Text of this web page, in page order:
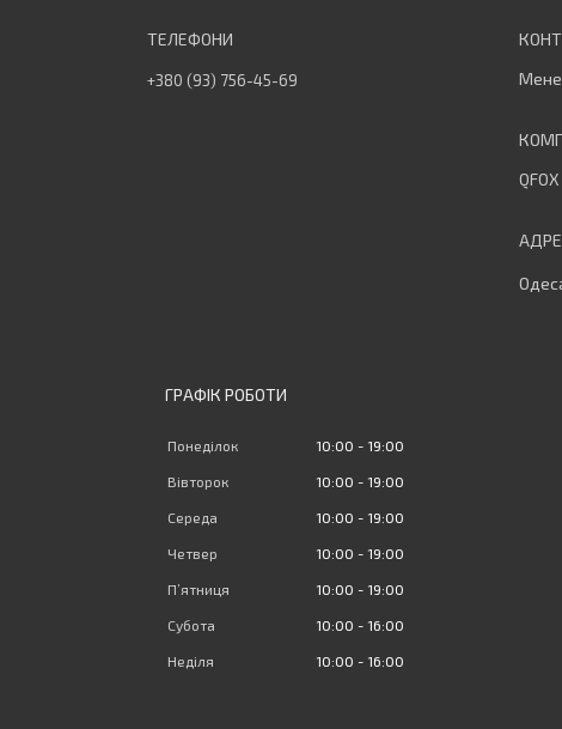
+380 (93) 756-45-69
ГРАФІК РОБОТИ
Понеділок 10:00 19:00
Вівторок 10:00 19:00
Середа 10:00 19:00
Четвер 10:00 19:00
Пʼятниця 10:00 19:00
Субота 10:00 16:00
Неділя 10:00 16:00